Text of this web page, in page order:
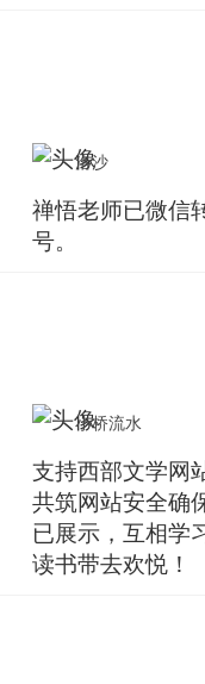
洛沙
禅悟老师已微信
号。
小桥流水
支持西部文学网
共筑网站安全确
已展示，互相学
读书带去欢悦！